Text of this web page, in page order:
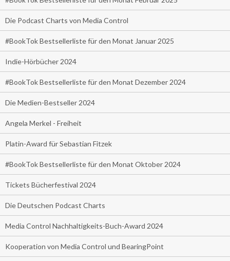
Die Podcast Charts von Media Control
#BookTok Bestsellerliste für den Monat Januar 2025
Indie-Hörbücher 2024
#BookTok Bestsellerliste für den Monat Dezember 2024
Die Medien-Bestseller 2024
Angela Merkel - Freiheit
Platin-Award für Sebastian Fitzek
#BookTok Bestsellerliste für den Monat Oktober 2024
Tickets Bücherfestival 2024
Die Deutschen Podcast Charts
Media Control Nachhaltigkeits-Buch-Award 2024
Kooperation von Media Control und BearingPoint